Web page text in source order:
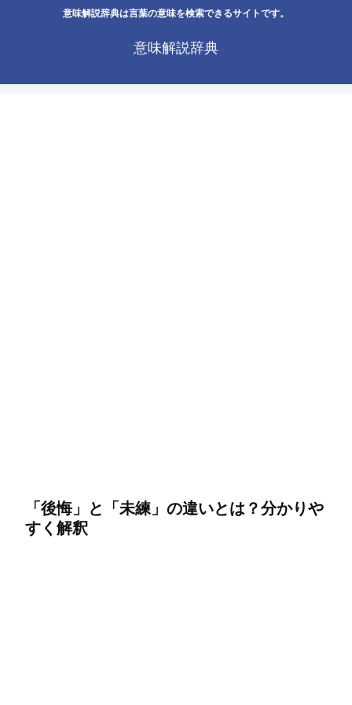
意味解説辞典は言葉の意味を検索できるサイトです。
意味解説辞典
「後悔」と「未練」の違いとは？分かりや
すく解釈